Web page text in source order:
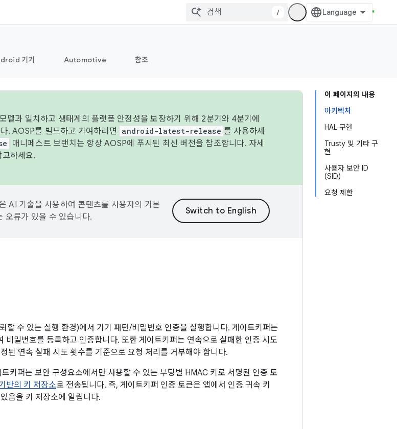
/
기기 Automotive 참조
이 페이지의 내용
아키텍처
HAL 구현
Trusty 및 기타 구
현
사용자 보안 ID
(SID)
요청 제한
델과 일치하고 생태계의 플랫폼 안정성을 보장하기 위해 2분기와 4분기에
. AOSP를 빌드하고 기여하려면
android-latest-release 를 사용하세
매니페스트 브랜치는 항상 AOSP에 푸시된 최신 버전을 참조합니다. 자세
고하세요.
AI 기술을 사용하여 콘텐츠를 사용자의 기본
오류가 있을 수 있습니다.
할 수 있는 실행 환경)에서 기기 패턴/비밀번호 인증을 실행합니다. 게이트키퍼는
비밀번호를 등록하고 인증합니다. 또한 게이트키퍼는 연속으로 실패한 인증 시도
된 연속 실패 시도 횟수를 기준으로 요청 처리를 거부해야 합니다.
키퍼는 보안 구성요소에서만 사용할 수 있는 부팅별 HMAC 키로 서명된 인증 토
반의 키 저장소로 전송됩니다. 즉, 게이트키퍼 인증 토큰은 앱에서 인증 귀속 키
음을 키 저장소에 알립니다.